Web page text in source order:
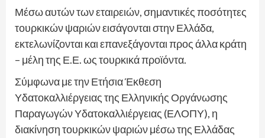
Μέσω αυτών των εταιρειών, σημαντικές ποσότητες
τουρκικών ψαριών εισάγονται στην Ελλάδα,
εκτελωνίζονται και επανεξάγονται προς άλλα κράτη
– μέλη της Ε.Ε. ως τουρκικά προϊόντα.
Σύμφωνα με την Ετήσια Έκθεση
Υδατοκαλλιέργειας της Ελληνικής Οργάνωσης
Παραγωγών Υδατοκαλλιέργειας (ΕΛΟΠΥ), η
διακίνηση τουρκικών ψαριών μέσω της Ελλάδας